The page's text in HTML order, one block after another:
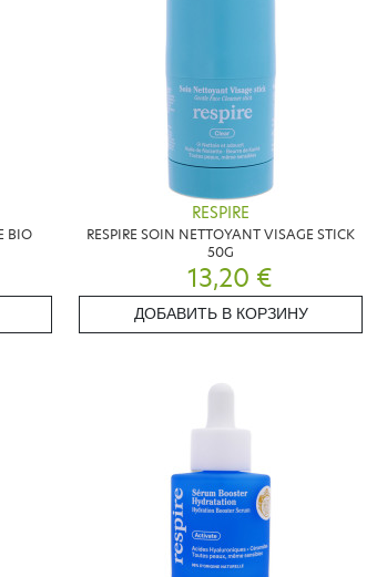
BIO
RESPIRE
RESPIRE SOIN NETTOYANT VISAGE STICK
50G
13,20 €
ДОБАВИТЬ В КОРЗИНУ